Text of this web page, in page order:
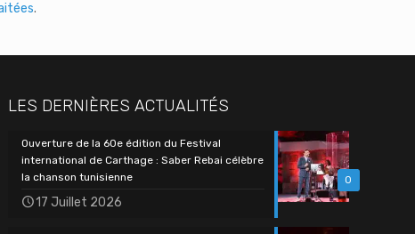
.
LES DERNIÈRES ACTUALITÉS
0
Ouverture de la 60e édition du Festival
international de Carthage : Saber Rebai célèbre
la chanson tunisienne
17 Juillet 2026